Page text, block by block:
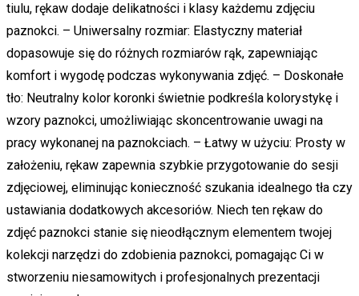
tiulu, rękaw dodaje delikatności i klasy każdemu zdjęciu
paznokci. – Uniwersalny rozmiar: Elastyczny materiał
dopasowuje się do różnych rozmiarów rąk, zapewniając
komfort i wygodę podczas wykonywania zdjęć. – Doskonałe
tło: Neutralny kolor koronki świetnie podkreśla kolorystykę i
wzory paznokci, umożliwiając skoncentrowanie uwagi na
pracy wykonanej na paznokciach. – Łatwy w użyciu: Prosty w
założeniu, rękaw zapewnia szybkie przygotowanie do sesji
zdjęciowej, eliminując konieczność szukania idealnego tła czy
ustawiania dodatkowych akcesoriów. Niech ten rękaw do
zdjęć paznokci stanie się nieodłącznym elementem twojej
kolekcji narzędzi do zdobienia paznokci, pomagając Ci w
stworzeniu niesamowitych i profesjonalnych prezentacji